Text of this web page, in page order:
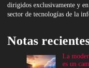
dirigidos exclusivamente y
sector de tecnologías de la
Notas
La
es un